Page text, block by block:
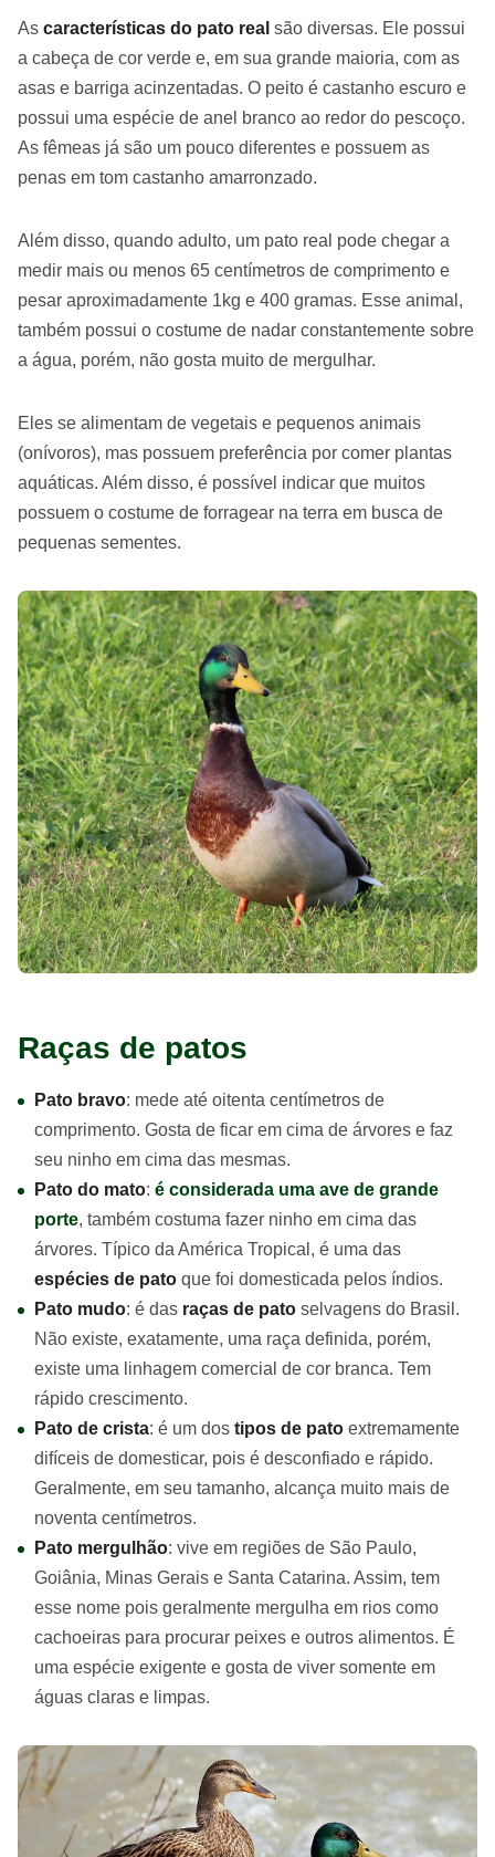
As características do pato real são diversas. Ele possui
a cabeça de cor verde e, em sua grande maioria, com as
asas e barriga acinzentadas. O peito é castanho escuro e
possui uma espécie de anel branco ao redor do pescoço.
As fêmeas já são um pouco diferentes e possuem as
penas em tom castanho amarronzado.
Além disso, quando adulto, um pato real pode chegar a
medir mais ou menos 65 centímetros de comprimento e
pesar aproximadamente 1kg e 400 gramas. Esse animal,
também possui o costume de nadar constantemente sobre
a água, porém, não gosta muito de mergulhar.
Eles se alimentam de vegetais e pequenos animais
(onívoros), mas possuem preferência por comer plantas
aquáticas. Além disso, é possível indicar que muitos
possuem o costume de forragear na terra em busca de
pequenas sementes.
Raças de patos
Pato bravo: mede até oitenta centímetros de
comprimento. Gosta de ficar em cima de árvores e faz
seu ninho em cima das mesmas.
Pato do mato: é considerada uma ave de grande
porte, também costuma fazer ninho em cima das
árvores. Típico da América Tropical, é uma das
espécies de pato que foi domesticada pelos índios.
Pato mudo: é das raças de pato selvagens do Brasil.
Não existe, exatamente, uma raça definida, porém,
existe uma linhagem comercial de cor branca. Tem
rápido crescimento.
Pato de crista: é um dos tipos de pato extremamente
difíceis de domesticar, pois é desconfiado e rápido.
Geralmente, em seu tamanho, alcança muito mais de
noventa centímetros.
Pato mergulhão: vive em regiões de São Paulo,
Goiânia, Minas Gerais e Santa Catarina. Assim, tem
esse nome pois geralmente mergulha em rios como
cachoeiras para procurar peixes e outros alimentos. É
uma espécie exigente e gosta de viver somente em
águas claras e limpas.